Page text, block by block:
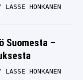
LASSE HONKANEN
Suomesta –
LASSE HONKANEN